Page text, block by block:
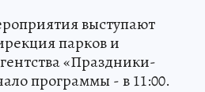
выступают
парков и
«Праздники-
программы - в 11:00.